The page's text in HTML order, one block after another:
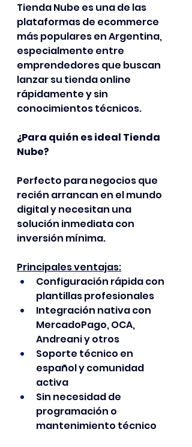
Tienda Nube es una de las
plataformas de ecommerce
más populares en Argentina,
especialmente entre
emprendedores que buscan
lanzar su tienda online
rápidamente y sin
conocimientos técnicos.
¿Para quién es ideal Tienda
Nube?
Perfecto para negocios que
recién arrancan en el mundo
digital y necesitan una
solución inmediata con
inversión mínima.
Principales ventajas:
Configuración rápida con
plantillas profesionales
Integración nativa con
MercadoPago, OCA,
Andreani y otros
Soporte técnico en
español y comunidad
activa
Sin necesidad de
programación o
mantenimiento técnico